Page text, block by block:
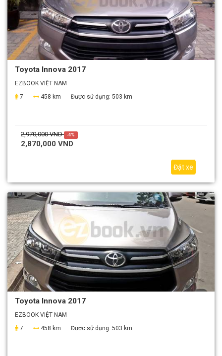
Toyota Innova 2017
EZBOOK VIỆT NAM
7
458 km Được sử dụng: 503 km
2,970,000 VND -4%
2,870,000 VND
Đặt xe
Toyota Innova 2017
EZBOOK VIỆT NAM
7
458 km Được sử dụng: 503 km